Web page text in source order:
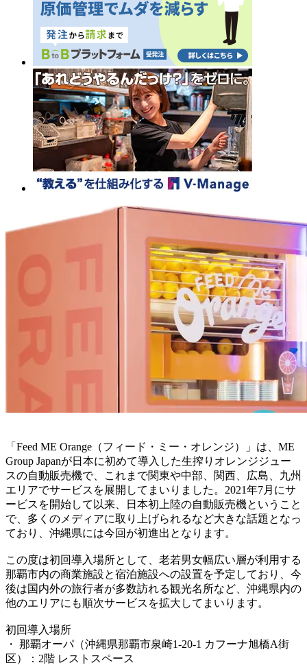
「Feed ME Orange（フィード・ミー・オレンジ）」は、ME
Group Japanが日本に初めて導入した生搾りオレンジジュー
スの自動販売機で、これまで関東や中部、関西、広島、九州
エリアでサービスを展開してまいりました。2021年7月にサ
ービスを開始して以来、日本初上陸の自動販売機ということ
で、多くのメディアに取り上げられるなど大きな話題となっ
ており、沖縄県には今回が初進出となります。
この度は初回導入場所として、老若男女幅広い層が利用する
那覇市内の商業施設と宿泊施設への設置を予定しており、今
後は国内外の旅行者が多数訪れる観光名所など、沖縄県内の
他のエリアにも順次サービスを拡大してまいります。
初回導入場所
・ 那覇オーパ（沖縄県那覇市泉崎1-20-1 カフーナ旭橋A街
区）：2階 レストスペース